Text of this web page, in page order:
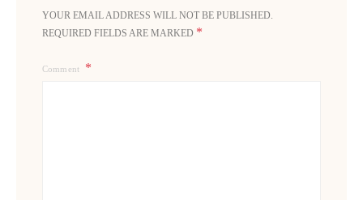
YOUR EMAIL ADDRESS WILL NOT BE PUBLISHED.
REQUIRED FIELDS ARE MARKED *
Comment